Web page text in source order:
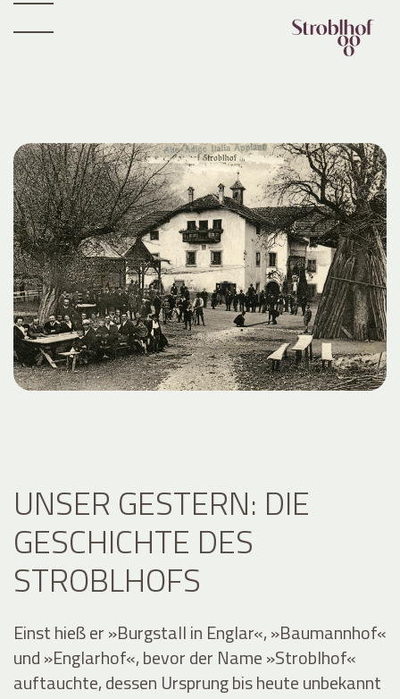
UNSER GESTERN: DIE
GESCHICHTE DES
STROBLHOFS
Einst hieß er »Burgstall in Englar«, »Baumannhof«
und »Englarhof«, bevor der Name »Stroblhof«
auftauchte, dessen Ursprung bis heute unbekannt